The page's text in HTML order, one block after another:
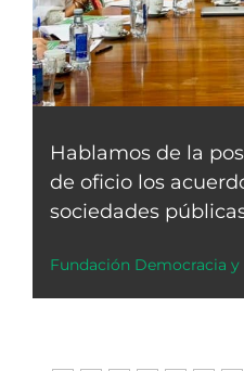
Hablamos de la
de oficio los
sociedades
Fundación Democracia